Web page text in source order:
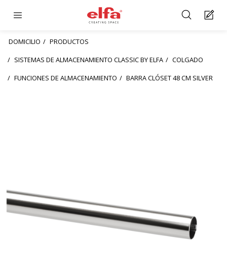
DOMICILIO
PRODUCTOS
SISTEMAS DE ALMACENAMIENTO CLASSIC BY ELFA
COLGADO
FUNCIONES DE ALMACENAMIENTO
BARRA CLÓSET 48 CM SILVER